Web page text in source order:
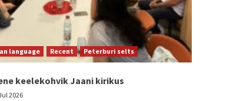
language Recent Peterburi selts
keelekohvik Jaani kirikus
2026